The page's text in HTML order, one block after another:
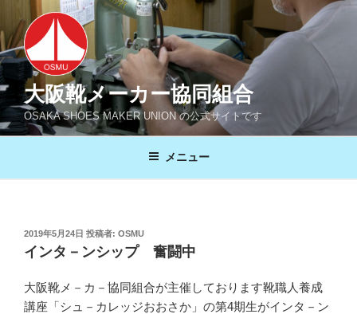
ン
テ
ン
ツ
へ
ス
プ
大阪靴メーカー協同組合
OSAKA SHOES MAKER UNION の公式サイトです
メニュー
投
稿
日:
2019年5月24日 投稿者: OSMU
インタ－ンシップ 奮闘中
大阪靴メ－カ－協同組合が主催しております靴職人養成
講座「シュ－カレッジおおさか」の第4期生がインタ－ン